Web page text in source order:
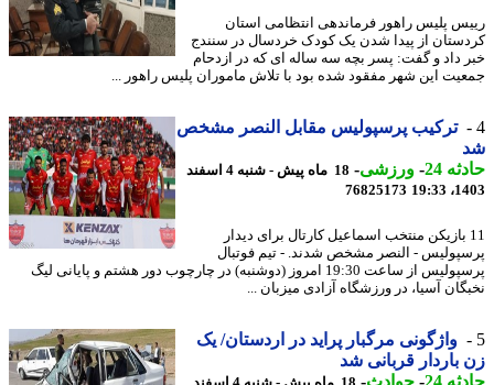
پلیس راهور فرماندهی انتظامی استان
از پیدا شدن یک کودک خردسال در سنندج
داد و گفت: پسر بچه سه ساله ای که در ازدحام
این شهر مفقود شده بود با تلاش ماموران پلیس راهور ...
ترکیب پرسپولیس مقابل النصر مشخص
24
-ورزشی-
18 ماه پیش - شنبه 4 اسفند
76825173
بازیکن منتخب اسماعیل کارتال برای دیدار
- النصر مشخص شدند. - تیم فوتبال
پرسپولیس از ساعت 19:30 امروز (دوشنبه) در چارچوب دور هشتم و پایانی لیگ
آسیا، در ورزشگاه آزادی میزبان ...
واژگونی مرگبار پراید در اردستان/ یک
قربانی شد
24
-حوادث -